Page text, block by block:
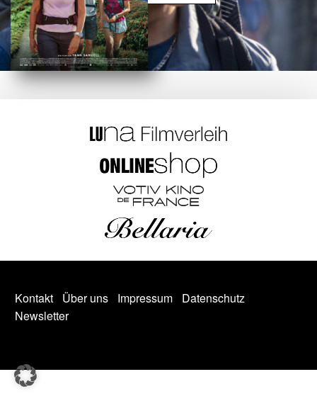
Kontakt Über uns Impressum
Datenschutz
Newsletter